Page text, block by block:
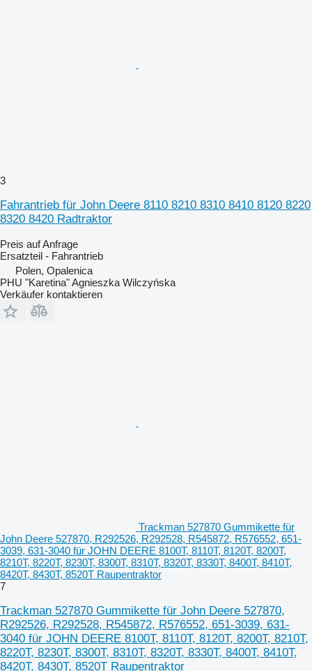
3
Fahrantrieb für John Deere 8110 8210 8310 8410 8120 8220
8320 8420 Radtraktor
Preis auf Anfrage
Ersatzteil - Fahrantrieb
Polen, Opalenica
PHU "Karetina" Agnieszka Wilczyńska
Verkäufer kontaktieren
Trackman 527870 Gummikette für
John Deere 527870, R292526, R292528, R545872, R576552, 651-
3039, 631-3040 für JOHN DEERE 8100T, 8110T, 8120T, 8200T,
8210T, 8220T, 8230T, 8300T, 8310T, 8320T, 8330T, 8400T, 8410T,
8420T, 8430T, 8520T Raupentraktor
7
Trackman 527870 Gummikette für John Deere 527870,
R292526, R292528, R545872, R576552, 651-3039, 631-
3040 für JOHN DEERE 8100T, 8110T, 8120T, 8200T, 8210T,
8220T, 8230T, 8300T, 8310T, 8320T, 8330T, 8400T, 8410T,
8420T, 8430T, 8520T Raupentraktor